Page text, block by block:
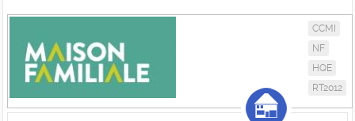
CCMI
NF
HQE
RT2012